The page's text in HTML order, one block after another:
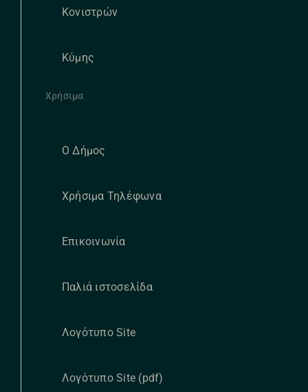
Κονιστρών
Κύμης
Χρήσιμα
Ο Δήμος
Χρήσιμα Τηλέφωνα
Επικοινωνία
Παλιά ιστοσελίδα
Λογότυπο Site
Λογότυπο Site (pdf)